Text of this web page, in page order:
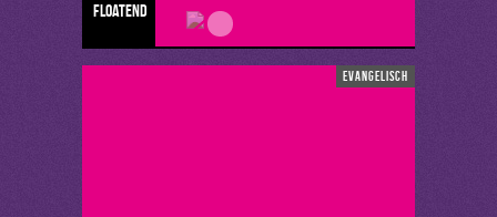
floatend
evangelisch